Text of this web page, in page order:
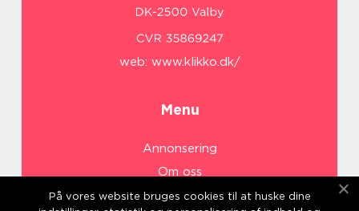
web: www.klikko.dk/
Menu
Annonsering
Om oss
Cookies
På vores website bruges cookies til at huske dine